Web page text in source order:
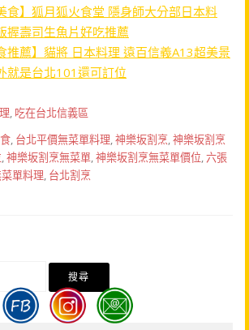
食】狐月狐火食堂 隱身師大分部日本料
握壽司生魚片好吃推薦
推薦】貓將 日本料理 遠百信義A13超美景
就是台北101還可訂位
, 吃在台北信義區
, 台北平價無菜單料理,神樂坂割烹,神樂坂割烹
,神樂坂割烹無菜單,神樂坂割烹無菜單價位,六張
單料理, 台北割烹